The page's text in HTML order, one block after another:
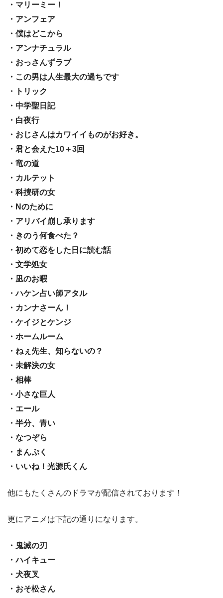
・マリーミー！
・アンフェア
・僕はどこから
・アンナチュラル
・おっさんずラブ
・この男は人生最大の過ちです
・トリック
・中学聖日記
・白夜行
・おじさんはカワイイものがお好き。
・君と会えた10＋3回
・竜の道
・カルテット
・科捜研の女
・Nのために
・アリバイ崩し承ります
・きのう何食べた？
・初めて恋をした日に読む話
・文学処女
・凪のお暇
・ハケン占い師アタル
・カンナさーん！
・ケイジとケンジ
・ホームルーム
・ねぇ先生、知らないの？
・未解決の女
・相棒
・小さな巨人
・エール
・半分、青い
・なつぞら
・まんぷく
・いいね！光源氏くん
他にもたくさんのドラマが配信されております！
更にアニメは下記の通りになります。
・鬼滅の刃
・ハイキュー
・犬夜叉
・おそ松さん